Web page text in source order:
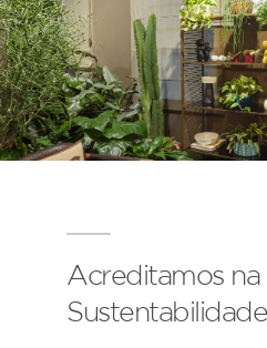
Acreditamos na
Sustentabilidade